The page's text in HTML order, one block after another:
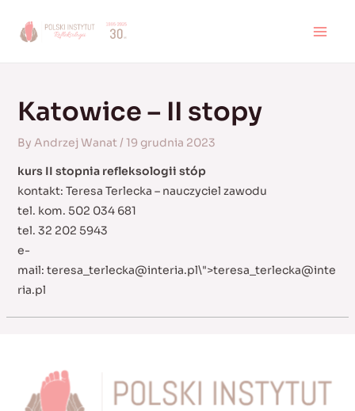
Katowice – II stopy
By Andrzej Wanat/19 grudnia 2023
kurs II stopnia refleksologii stóp
kontakt: Teresa Terlecka – nauczyciel zawodu
tel. kom. 502 034 681
tel. 32 202 5943
e-
mail: teresa_terlecka@interia.pl\">teresa_terlecka@inte
ria.pl